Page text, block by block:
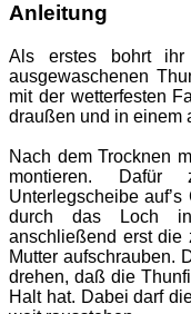
Anleitung
Als erstes bohrt
ausgewaschenen
mit der wetterfesten
draußen und in einem
Nach dem Trocknen
montieren.
Unterlegscheibe
durch das Loch
anschließend erst die
Mutter aufschrauben.
drehen, daß die
Halt hat. Dabei darf